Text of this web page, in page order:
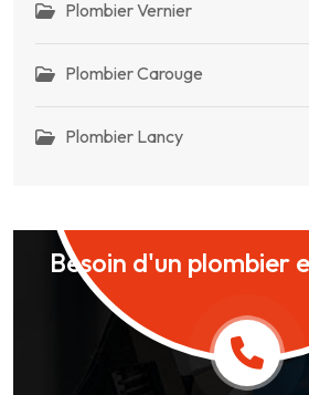
Plombier Vernier
Plombier Carouge
Plombier Lancy
Besoin d'un plombier